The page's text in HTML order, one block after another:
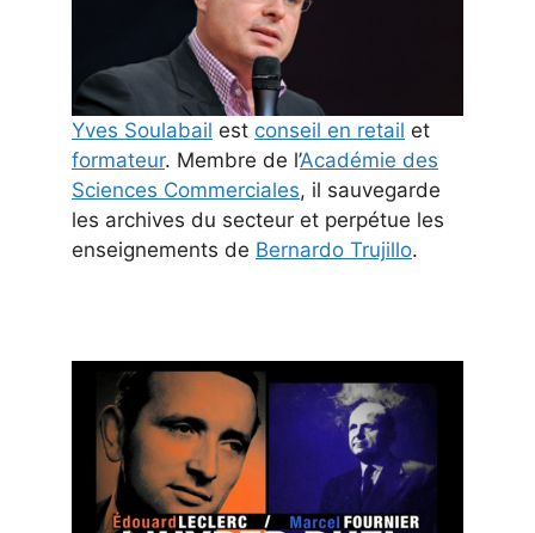
Yves Soulabail est conseil en retail et
formateur. Membre de l’Académie des
Sciences Commerciales, il sauvegarde
les archives du secteur et perpétue les
enseignements de Bernardo Trujillo.